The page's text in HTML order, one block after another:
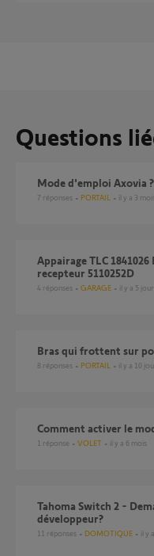
Questions
Mode d'emploi Axovia ?
7 réponses PORTAIL il y a 3
Appairage TLC 1841026 Keytis RTS impossible avec
recepteur 5110252D
4 réponses GARAGE il y a 5
Bras qui frottent sur
8 réponses PORTAIL il y a 10
comment activer le
1 réponse VOLET il y a 6 mois
Tahoma Switch 2 - Demande d'activation mode
développeur?
11 réponses DOMOTIQUE il